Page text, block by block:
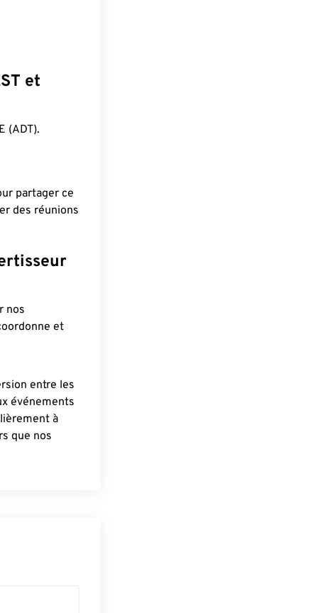
et
(ADT).
partager ce
des réunions
nos
et
entre les
événements
à
que nos